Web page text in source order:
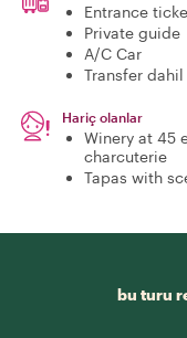
Entrance
Private guide
A/C Car
Transfer dahil
Hariç olanlar
Winery at 45
charcuterie
Tapas with
bu turu